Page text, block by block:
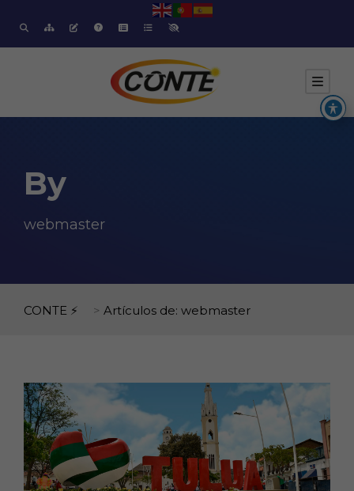
By
webmaster
CONTE ⚡ > Artículos de: webmaster